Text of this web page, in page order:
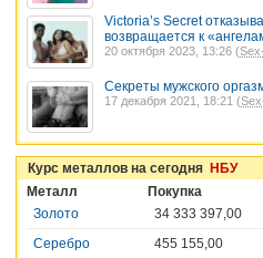
Victoria’s Secret
возвращается к
20 октября 2023, 13:26 (
Секреты мужского
17 декабря 2021, 18:21 (
Курс металлов на сегодня НБУ
Металл
Покупка
Золото
34 333 397,00
Серебро
455 155,00